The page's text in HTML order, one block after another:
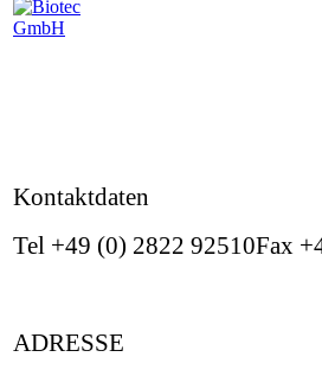
Kontaktdaten
Tel +49 (0) 2822 92510Fax
ADRESSE